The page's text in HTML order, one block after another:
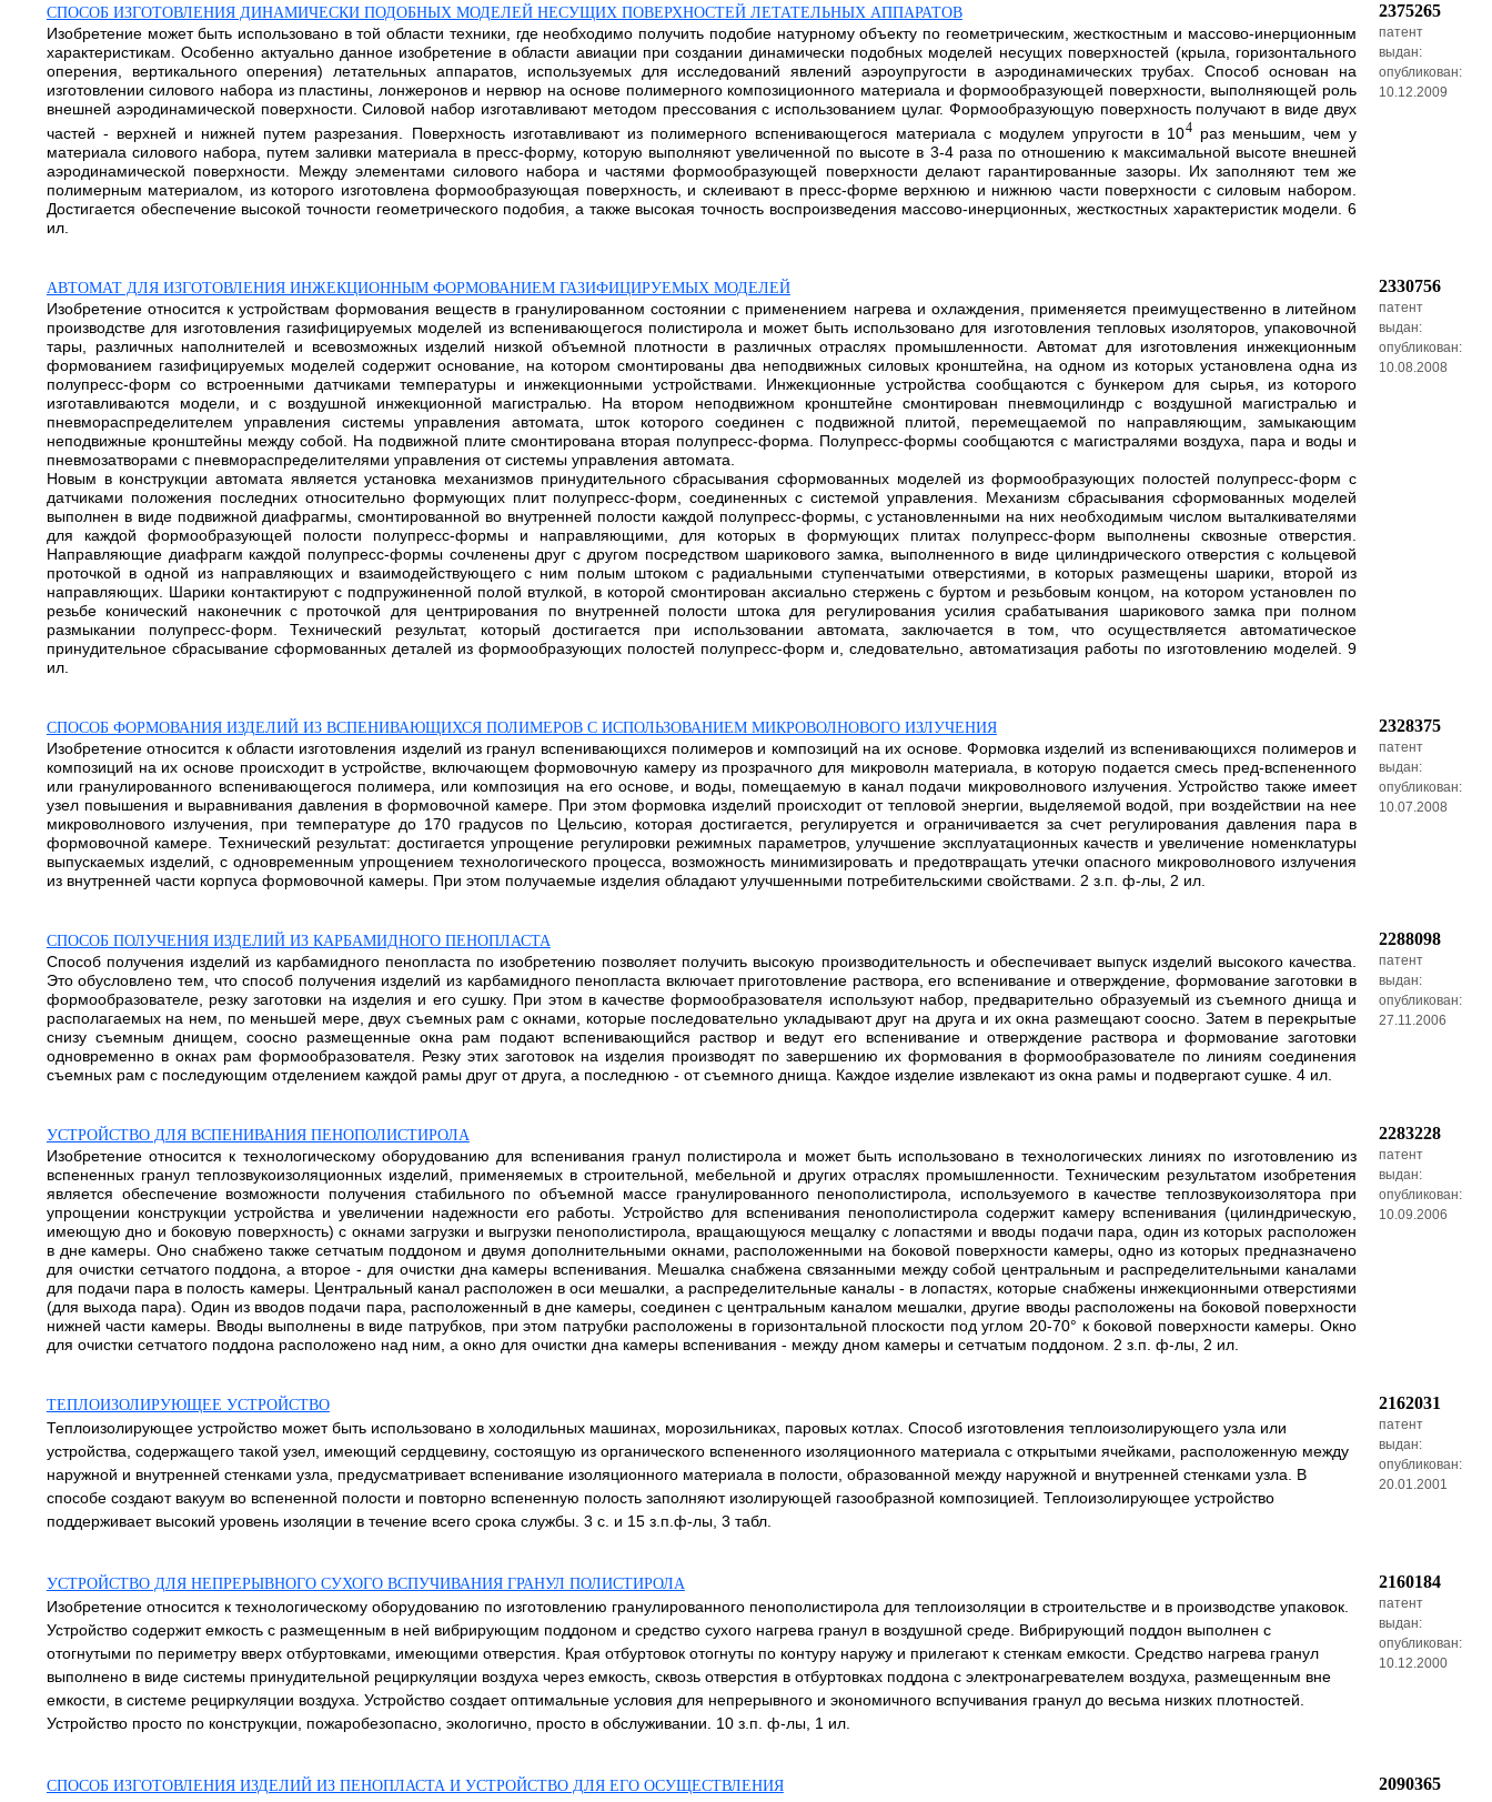
СПОСОБ ИЗГОТОВЛЕНИЯ ДИНАМИЧЕСКИ ПОДОБНЫХ МОДЕЛЕЙ НЕСУЩИХ ПОВЕРХНОСТЕЙ ЛЕТАТЕЛЬНЫХ АППАРАТОВ
Изобретение может быть использовано в той области техники, где необходимо получить подобие натурному объекту по геометрическим, жесткостным и массово-инерционным
характеристикам. Особенно актуально данное изобретение в области авиации при создании динамически подобных моделей несущих поверхностей (крыла, горизонтального
оперения, вертикального оперения) летательных аппаратов, используемых для исследований явлений аэроупругости в аэродинамических трубах. Способ основан на
изготовлении силового набора из пластины, лонжеронов и нервюр на основе полимерного композиционного материала и формообразующей поверхности, выполняющей роль
внешней аэродинамической поверхности. Силовой набор изготавливают методом прессования с использованием цулаг. Формообразующую поверхность получают в виде двух
частей - верхней и нижней путем разрезания. Поверхность изготавливают из полимерного вспенивающегося материала с модулем упругости в 104раз меньшим, чем у
материала силового набора, путем заливки материала в пресс-форму, которую выполняют увеличенной по высоте в 3-4 раза по отношению к максимальной высоте внешней
аэродинамической поверхности. Между элементами силового набора и частями формообразующей поверхности делают гарантированные зазоры. Их заполняют тем же
полимерным материалом, из которого изготовлена формообразующая поверхность, и склеивают в пресс-форме верхнюю и нижнюю части поверхности с силовым набором.
Достигается обеспечение высокой точности геометрического подобия, а также высокая точность воспроизведения массово-инерционных, жесткостных характеристик модели. 6
ил.
2375265
патент
выдан:
опубликован:
10.12.2009
АВТОМАТ ДЛЯ ИЗГОТОВЛЕНИЯ ИНЖЕКЦИОННЫМ ФОРМОВАНИЕМ ГАЗИФИЦИРУЕМЫХ МОДЕЛЕЙ
Изобретение относится к устройствам формования веществ в гранулированном состоянии с применением нагрева и охлаждения, применяется преимущественно в литейном
производстве для изготовления газифицируемых моделей из вспенивающегося полистирола и может быть использовано для изготовления тепловых изоляторов, упаковочной
тары, различных наполнителей и всевозможных изделий низкой объемной плотности в различных отраслях промышленности. Автомат для изготовления инжекционным
формованием газифицируемых моделей содержит основание, на котором смонтированы два неподвижных силовых кронштейна, на одном из которых установлена одна из
полупресс-форм со встроенными датчиками температуры и инжекционными устройствами. Инжекционные устройства сообщаются с бункером для сырья, из которого
изготавливаются модели, и с воздушной инжекционной магистралью. На втором неподвижном кронштейне смонтирован пневмоцилиндр с воздушной магистралью и
пневмораспределителем управления системы управления автомата, шток которого соединен с подвижной плитой, перемещаемой по направляющим, замыкающим
неподвижные кронштейны между собой. На подвижной плите смонтирована вторая полупресс-форма. Полупресс-формы сообщаются с магистралями воздуха, пара и воды и
пневмозатворами с пневмораспределителями управления от системы управления автомата.
Новым в конструкции автомата является установка механизмов принудительного сбрасывания сформованных моделей из формообразующих полостей полупресс-форм с
датчиками положения последних относительно формующих плит полупресс-форм, соединенных с системой управления. Механизм сбрасывания сформованных моделей
выполнен в виде подвижной диафрагмы, смонтированной во внутренней полости каждой полупресс-формы, с установленными на них необходимым числом выталкивателями
для каждой формообразующей полости полупресс-формы и направляющими, для которых в формующих плитах полупресс-форм выполнены сквозные отверстия.
Направляющие диафрагм каждой полупресс-формы сочленены друг с другом посредством шарикового замка, выполненного в виде цилиндрического отверстия с кольцевой
проточкой в одной из направляющих и взаимодействующего с ним полым штоком с радиальными ступенчатыми отверстиями, в которых размещены шарики, второй из
направляющих. Шарики контактируют с подпружиненной полой втулкой, в которой смонтирован аксиально стержень с буртом и резьбовым концом, на котором установлен по
резьбе конический наконечник с проточкой для центрирования по внутренней полости штока для регулирования усилия срабатывания шарикового замка при полном
размыкании полупресс-форм. Технический результат, который достигается при использовании автомата, заключается в том, что осуществляется автоматическое
принудительное сбрасывание сформованных деталей из формообразующих полостей полупресс-форм и, следовательно, автоматизация работы по изготовлению моделей. 9
ил.
2330756
патент
выдан:
опубликован:
10.08.2008
СПОСОБ ФОРМОВАНИЯ ИЗДЕЛИЙ ИЗ ВСПЕНИВАЮЩИХСЯ ПОЛИМЕРОВ С ИСПОЛЬЗОВАНИЕМ МИКРОВОЛНОВОГО ИЗЛУЧЕНИЯ
Изобретение относится к области изготовления изделий из гранул вспенивающихся полимеров и композиций на их основе. Формовка изделий из вспенивающихся полимеров и
композиций на их основе происходит в устройстве, включающем формовочную камеру из прозрачного для микроволн материала, в которую подается смесь пред-вспененного
или гранулированного вспенивающегося полимера, или композиция на его основе, и воды, помещаемую в канал подачи микроволнового излучения. Устройство также имеет
узел повышения и выравнивания давления в формовочной камере. При этом формовка изделий происходит от тепловой энергии, выделяемой водой, при воздействии на нее
микроволнового излучения, при температуре до 170 градусов по Цельсию, которая достигается, регулируется и ограничивается за счет регулирования давления пара в
формовочной камере. Технический результат: достигается упрощение регулировки режимных параметров, улучшение эксплуатационных качеств и увеличение номенклатуры
выпускаемых изделий, с одновременным упрощением технологического процесса, возможность минимизировать и предотвращать утечки опасного микроволнового излучения
из внутренней части корпуса формовочной камеры. При этом получаемые изделия обладают улучшенными потребительскими свойствами. 2 з.п. ф-лы, 2 ил.
2328375
патент
выдан:
опубликован:
10.07.2008
СПОСОБ ПОЛУЧЕНИЯ ИЗДЕЛИЙ ИЗ КАРБАМИДНОГО ПЕНОПЛАСТА
Способ получения изделий из карбамидного пенопласта по изобретению позволяет получить высокую производительность и обеспечивает выпуск изделий высокого качества.
Это обусловлено тем, что способ получения изделий из карбамидного пенопласта включает приготовление раствора, его вспенивание и отверждение, формование заготовки в
формообразователе, резку заготовки на изделия и его сушку. При этом в качестве формообразователя используют набор, предварительно образуемый из съемного днища и
располагаемых на нем, по меньшей мере, двух съемных рам с окнами, которые последовательно укладывают друг на друга и их окна размещают соосно. Затем в перекрытые
снизу съемным днищем, соосно размещенные окна рам подают вспенивающийся раствор и ведут его вспенивание и отверждение раствора и формование заготовки
одновременно в окнах рам формообразователя. Резку этих заготовок на изделия производят по завершению их формования в формообразователе по линиям соединения
съемных рам с последующим отделением каждой рамы друг от друга, а последнюю - от съемного днища. Каждое изделие извлекают из окна рамы и подвергают сушке. 4 ил.
2288098
патент
выдан:
опубликован:
27.11.2006
УСТРОЙСТВО ДЛЯ ВСПЕНИВАНИЯ ПЕНОПОЛИСТИРОЛА
Изобретение относится к технологическому оборудованию для вспенивания гранул полистирола и может быть использовано в технологических линиях по изготовлению из
вспененных гранул теплозвукоизоляционных изделий, применяемых в строительной, мебельной и других отраслях промышленности. Техническим результатом изобретения
является обеспечение возможности получения стабильного по объемной массе гранулированного пенополистирола, используемого в качестве теплозвукоизолятора при
упрощении конструкции устройства и увеличении надежности его работы. Устройство для вспенивания пенополистирола содержит камеру вспенивания (цилиндрическую,
имеющую дно и боковую поверхность) с окнами загрузки и выгрузки пенополистирола, вращающуюся мещалку с лопастями и вводы подачи пара, один из которых расположен
в дне камеры. Оно снабжено также сетчатым поддоном и двумя дополнительными окнами, расположенными на боковой поверхности камеры, одно из которых предназначено
для очистки сетчатого поддона, а второе - для очистки дна камеры вспенивания. Мешалка снабжена связанными между собой центральным и распределительными каналами
для подачи пара в полость камеры. Центральный канал расположен в оси мешалки, а распределительные каналы - в лопастях, которые снабжены инжекционными отверстиями
(для выхода пара). Один из вводов подачи пара, расположенный в дне камеры, соединен с центральным каналом мешалки, другие вводы расположены на боковой поверхности
нижней части камеры. Вводы выполнены в виде патрубков, при этом патрубки расположены в горизонтальной плоскости под углом 20-70° к боковой поверхности камеры. Окно
для очистки сетчатого поддона расположено над ним, а окно для очистки дна камеры вспенивания - между дном камеры и сетчатым поддоном. 2 з.п. ф-лы, 2 ил.
2283228
патент
выдан:
опубликован:
10.09.2006
ТЕПЛОИЗОЛИРУЮЩЕЕ УСТРОЙСТВО
Теплоизолирующее устройство может быть использовано в холодильных машинах, морозильниках, паровых котлах. Способ изготовления теплоизолирующего узла или
устройства, содержащего такой узел, имеющий сердцевину, состоящую из органического вспененного изоляционного материала с открытыми ячейками, расположенную между
наружной и внутренней стенками узла, предусматривает вспенивание изоляционного материала в полости, образованной между наружной и внутренней стенками узла. В
способе создают вакуум во вспененной полости и повторно вспененную полость заполняют изолирующей газообразной композицией. Теплоизолирующее устройство
поддерживает высокий уровень изоляции в течение всего срока службы. 3 с. и 15 з.п.ф-лы, 3 табл.
2162031
патент
выдан:
опубликован:
20.01.2001
УСТРОЙСТВО ДЛЯ НЕПРЕРЫВНОГО СУХОГО ВСПУЧИВАНИЯ ГРАНУЛ ПОЛИСТИРОЛА
Изобретение относится к технологическому оборудованию по изготовлению гранулированного пенополистирола для теплоизоляции в строительстве и в производстве упаковок.
Устройство содержит емкость с размещенным в ней вибрирующим поддоном и средство сухого нагрева гранул в воздушной среде. Вибрирующий поддон выполнен с
отогнутыми по периметру вверх отбуртовками, имеющими отверстия. Края отбуртовок отогнуты по контуру наружу и прилегают к стенкам емкости. Средство нагрева гранул
выполнено в виде системы принудительной рециркуляции воздуха через емкость, сквозь отверстия в отбуртовках поддона с электронагревателем воздуха, размещенным вне
емкости, в системе рециркуляции воздуха. Устройство создает оптимальные условия для непрерывного и экономичного вспучивания гранул до весьма низких плотностей.
Устройство просто по конструкции, пожаробезопасно, экологично, просто в обслуживании. 10 з.п. ф-лы, 1 ил.
2160184
патент
выдан:
опубликован:
10.12.2000
СПОСОБ ИЗГОТОВЛЕНИЯ ИЗДЕЛИЙ ИЗ ПЕНОПЛАСТА И УСТРОЙСТВО ДЛЯ ЕГО ОСУЩЕСТВЛЕНИЯ 2090365